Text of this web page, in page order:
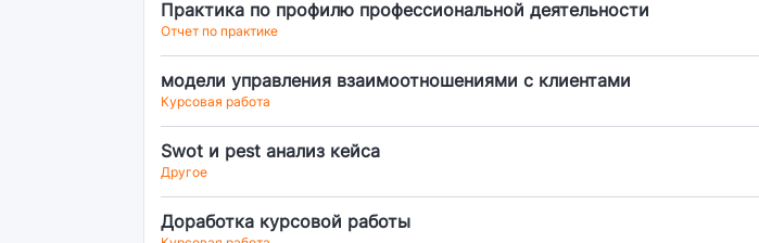
Практика по профилю профессиональной деятельности
Отчет по практике
модели управления взаимоотношениями с клиентами
Курсовая работа
Swot и pest анализ кейса
Другое
Доработка курсовой работы